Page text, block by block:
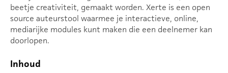
beetje creativiteit, gemaakt worden. Xerte is een open
source auteurstool waarmee je interactieve, online,
mediarijke modules kunt maken die een deelnemer kan
doorlopen.
Inhoud